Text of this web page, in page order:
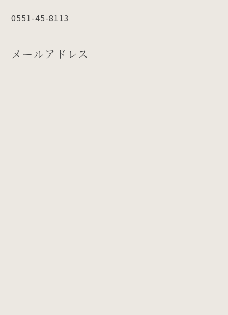
0551-45-8113
メールアドレス